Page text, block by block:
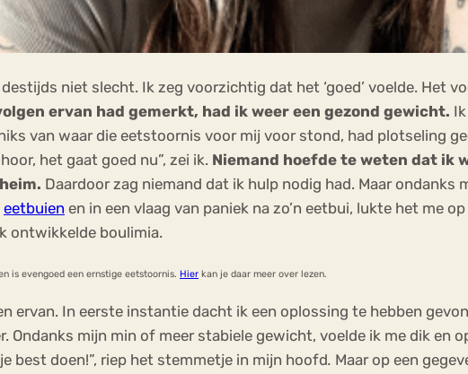
niet slecht. Ik zeg voorzichtig dat het ‘goed’ voelde. Het
ervan had gemerkt, had ik weer een gezond gewicht.
van waar die eetstoornis voor mij voor stond, had plotseling
het gaat goed nu”, zei ik. Niemand hoefde te weten dat ik
Daardoor zag niemand dat ik hulp nodig had. Maar
eetbuien en in een vlaag van paniek na zo’n eetbui, lukte het me
ontwikkelde boulimia.
is evengoed een ernstige eetstoornis. Hier kan je daar meer over lezen.
ervan. In eerste instantie dacht ik een oplossing te hebben
Ondanks mijn min of meer stabiele gewicht, voelde ik me dik en
best doen!”, riep het stemmetje in mijn hoofd. Maar op een